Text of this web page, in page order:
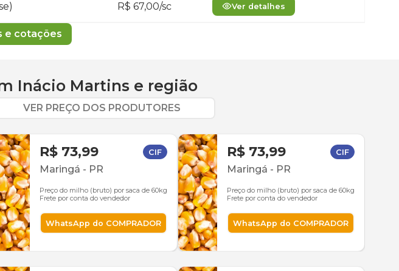
R$ 67,00/sc Ver detalhes
e cotações
Inácio Martins e região
VER PREÇO DOS PRODUTORES
R$ 73,99 CIF
Maringá - PR
Preço do milho (bruto) por saca de 60kg
Frete por conta do vendedor
WhatsApp do COMPRADOR
R$ 73,99 CIF
Maringá - PR
Preço do milho (bruto) por saca de 60kg
Frete por conta do vendedor
WhatsApp do COMPRADOR